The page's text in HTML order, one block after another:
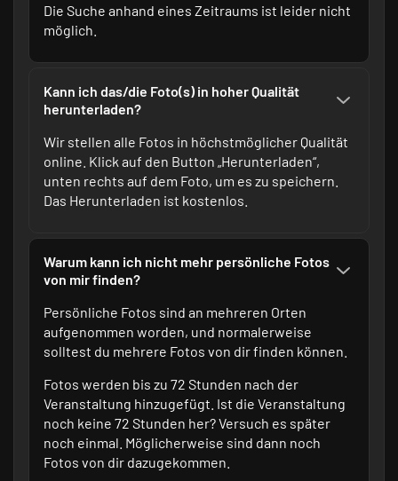
Die Suche anhand eines Zeitraums ist leider nicht
möglich.
Kann ich das/die Foto(s) in hoher Qualität
herunterladen?
Wir stellen alle Fotos in höchstmöglicher Qualität
online. Klick auf den Button „Herunterladen“,
unten rechts auf dem Foto, um es zu speichern.
Das Herunterladen ist kostenlos.
Warum kann ich nicht mehr persönliche Fotos
von mir finden?
Persönliche Fotos sind an mehreren Orten
aufgenommen worden, und normalerweise
solltest du mehrere Fotos von dir finden können.
Fotos werden bis zu 72 Stunden nach der
Veranstaltung hinzugefügt. Ist die Veranstaltung
noch keine 72 Stunden her? Versuch es später
noch einmal. Möglicherweise sind dann noch
Fotos von dir dazugekommen.